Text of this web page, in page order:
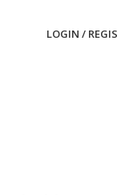
LOGIN /